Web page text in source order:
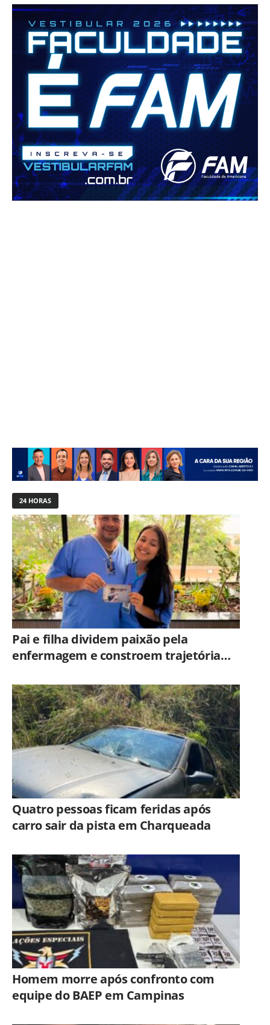
24 HORAS
Pai e filha dividem paixão pela
enfermagem e constroem trajetória
Americana
Quatro pessoas ficam feridas após
carro sair da pista em Charqueada
Homem morre após confronto com
equipe do BAEP em Campinas